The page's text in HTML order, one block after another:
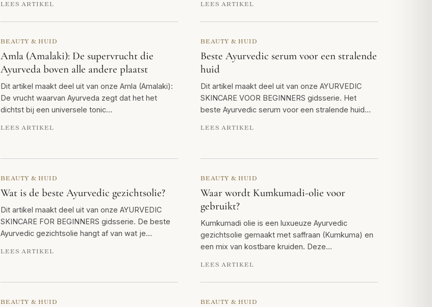
LEES ARTIKEL LEES ARTIKEL
BEAUTY & HUID
Amla (Amalaki): De supervrucht die
Ayurveda boven alle andere plaatst
Dit artikel maakt deel uit van onze Amla (Amalaki):
De vrucht waarvan Ayurveda zegt dat het het
dichtst bij een universele tonic…
LEES ARTIKEL
BEAUTY & HUID
Beste Ayurvedic serum voor een stralende
huid
Dit artikel maakt deel uit van onze AYURVEDIC
SKINCARE VOOR BEGINNERS gidsserie. Het
beste Ayurvedic serum voor een stralende huid…
LEES ARTIKEL
BEAUTY & HUID
Wat is de beste Ayurvedic gezichtsolie?
Dit artikel maakt deel uit van onze AYURVEDIC
SKINCARE FOR BEGINNERS gidsserie. De beste
Ayurvedic gezichtsolie hangt af van wat je…
LEES ARTIKEL
BEAUTY & HUID
Waar wordt Kumkumadi-olie voor
gebruikt?
Kumkumadi olie is een luxueuze Ayurvedic
gezichtsolie gemaakt met saffraan (Kumkuma) en
een mix van kostbare kruiden. Deze…
LEES ARTIKEL
BEAUTY & HUID BEAUTY & HUID